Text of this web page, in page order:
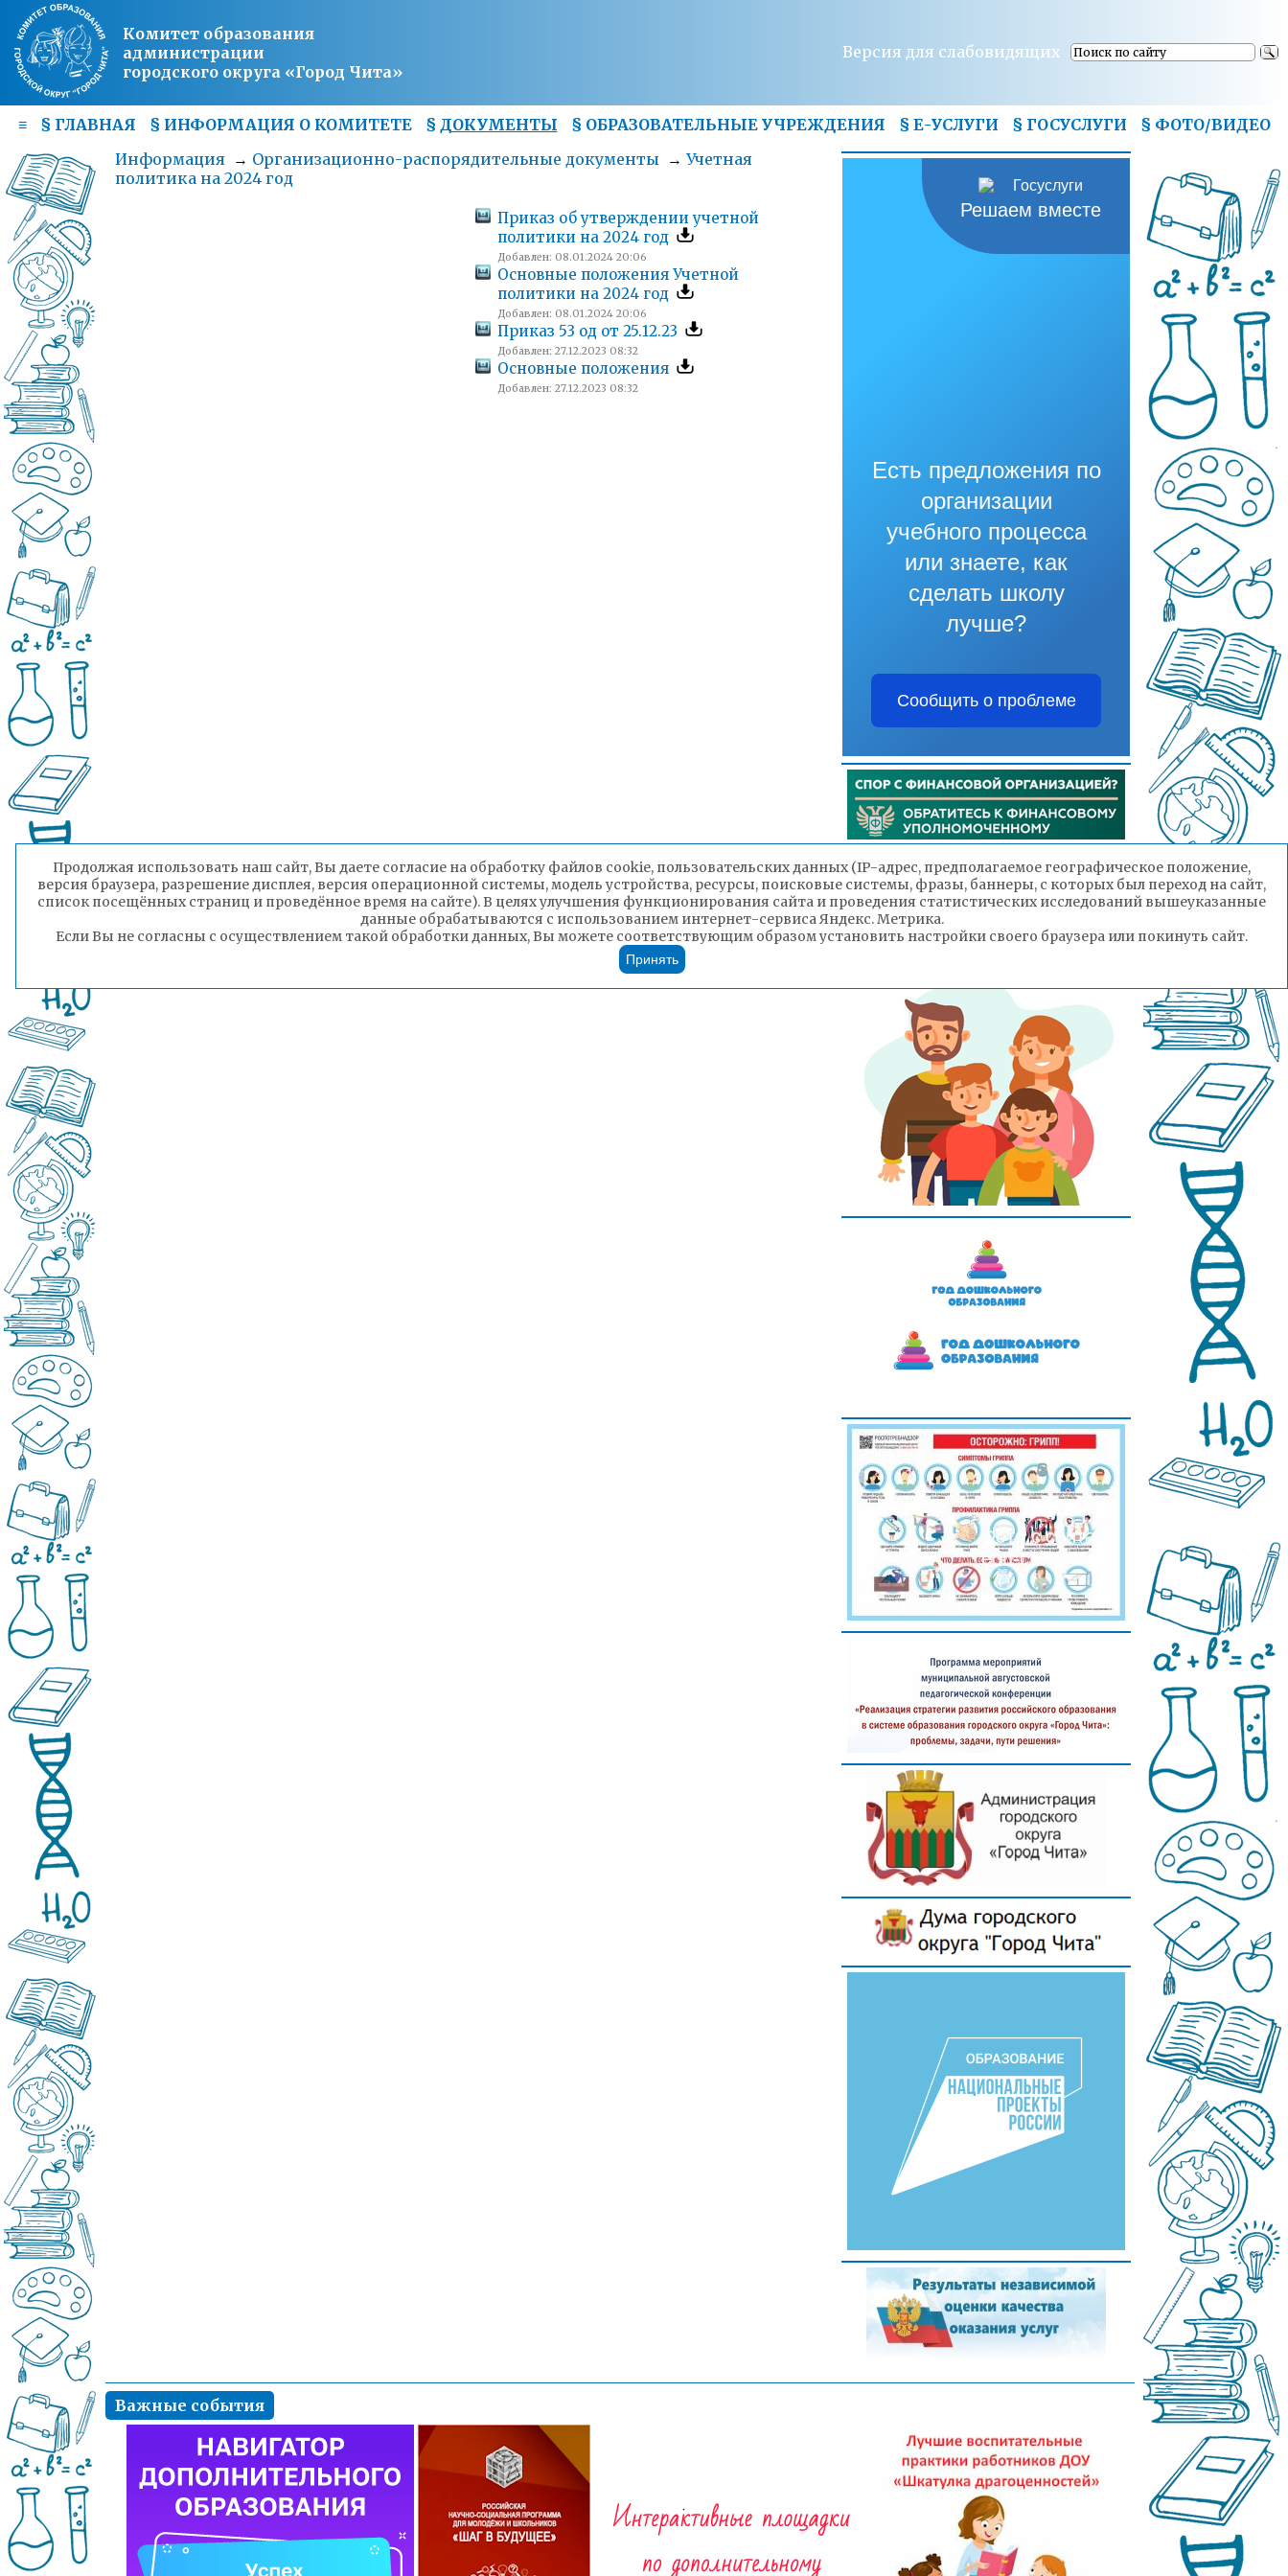
Комитет образования
администрации
городского округа «Город Чита»
Версия для слабовидящих
≡ § ГЛАВНАЯ § ИНФОРМАЦИЯ О КОМИТЕТЕ § ДОКУМЕНТЫ § ОБРАЗОВАТЕЛЬНЫЕ УЧРЕЖДЕНИЯ § Е-УСЛУГИ § ГОСУСЛУГИ § ФОТО/ВИДЕО
Информация → Организационно-распорядительные документы → Учетная
политика на 2024 год
Приказ об утверждении учетной
политики на 2024 год
Добавлен: 08.01.2024 20:06
Основные положения Учетной
политики на 2024 год
Добавлен: 08.01.2024 20:06
Приказ 53 од от 25.12.23
Добавлен: 27.12.2023 08:32
Основные положения
Добавлен: 27.12.2023 08:32
Решаем вместе
Есть предложения по
организации
учебного процесса
или знаете, как
сделать школу
лучше?
Сообщить о проблеме
Важные события
Продолжая использовать наш сайт, Вы даете согласие на обработку файлов cookie, пользовательских данных (IP-адрес, предполагаемое географическое положение,
версия браузера, разрешение дисплея, версия операционной системы, модель устройства, ресурсы, поисковые системы, фразы, баннеры, с которых был переход на сайт,
список посещённых страниц и проведённое время на сайте). В целях улучшения функционирования сайта и проведения статистических исследований вышеуказанные
данные обрабатываются с использованием интернет-сервиса Яндекс. Метрика.
Если Вы не согласны с осуществлением такой обработки данных, Вы можете соответствующим образом установить настройки своего браузера или покинуть сайт.
Принять